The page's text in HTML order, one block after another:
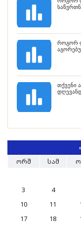
როგორ
თქვენი
ᲝᲠᲨ
ᲡᲐᲛ
3
4
10
11
17
18